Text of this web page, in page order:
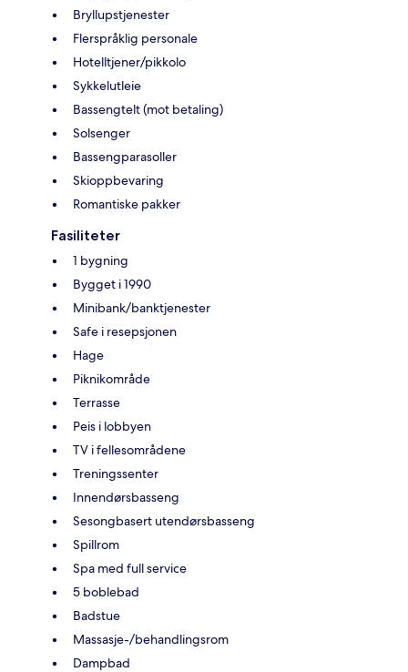
Bryllupstjenester
Flerspråklig personale
Hotelltjener/pikkolo
Sykkelutleie
Bassengtelt (mot betaling)
Solsenger
Bassengparasoller
Skioppbevaring
Romantiske pakker
Fasiliteter
1 bygning
Bygget i 1990
Minibank/banktjenester
Safe i resepsjonen
Hage
Piknikområde
Terrasse
Peis i lobbyen
TV i fellesområdene
Treningssenter
Innendørsbasseng
Sesongbasert utendørsbasseng
Spillrom
Spa med full service
5 boblebad
Badstue
Massasje-/behandlingsrom
Dampbad